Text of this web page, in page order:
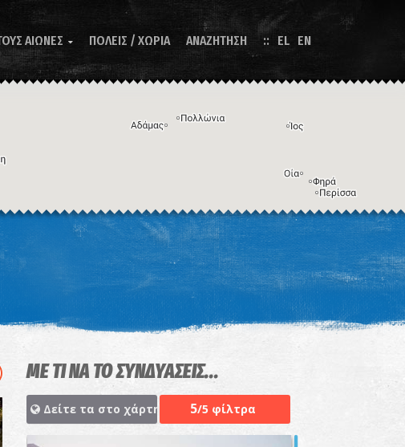
ΑΙΩΝΕΣ  ΠΟΛΕΙΣ / ΧΩΡΙΑ ΑΝΑΖΗΤΗΣΗ EL EN
Συντομεύσεις πληκτρολογίου Η εικόνα ενδέχεται να υπόκειται σε πνευματικά δικαιώματα Όροι
ΜΕ ΤΙ ΝΑ ΤΟ ΣΥΝΔΥΑΣΕΙΣ...
Δείτε τα στο χάρτη 5/5 φίλτρα